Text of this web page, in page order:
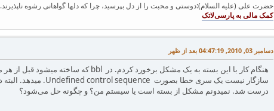
حضرت علی (علیه السلام):دوستی و محبت را از دل بپرسید، چرا که دلها گواهانی رشوه ناپذیرند.
دسامبر 03, 2010, 04:47:19 بعد از ظهر
درست شد. نمیدونم مشکل از بسته است یا سیستم من؟ و چگونه حل می‌شود؟